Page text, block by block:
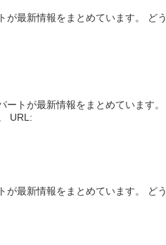
最新情報をまとめています。 ど
トが最新情報をまとめています
URL:
最新情報をまとめています。 ど